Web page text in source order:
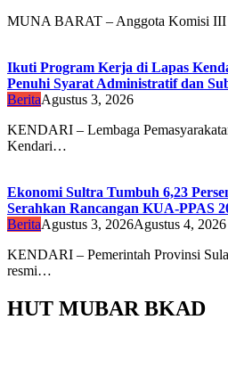
MUNA BARAT – Anggota Komisi
Ikuti Program Kerja di Lapas
Penuhi Syarat Administratif dan
BeritaAgustus 3, 2026
KENDARI – Lembaga
Kendari…
Ekonomi Sultra Tumbuh 6,23
Serahkan Rancangan KUA-PPAS
BeritaAgustus 3, 2026Agustus 4, 2026
KENDARI – Pemerintah Provinsi
resmi…
HUT MUBAR BKAD